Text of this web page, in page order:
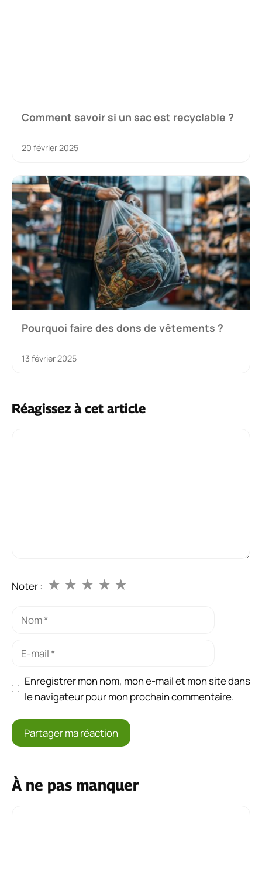
Comment savoir si un sac est recyclable ?
20 février 2025
Pourquoi faire des dons de vêtements ?
13 février 2025
Réagissez à cet article
Noter : ★
★
★
★
★
Nom
Enregistrer mon nom, mon e-mail et mon site dans
le navigateur pour mon prochain commentaire.
À ne pas manquer